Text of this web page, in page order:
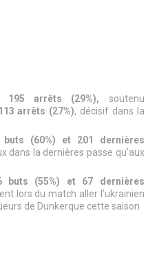
195 arrêts (29%), soutenu
arrêts (27%), décisif dans la
buts (60%) et 201 dernières
dans la dernières passe qu’aux
buts (55%) et 67 dernières
lors du match aller l’ukrainien
de Dunkerque cette saison